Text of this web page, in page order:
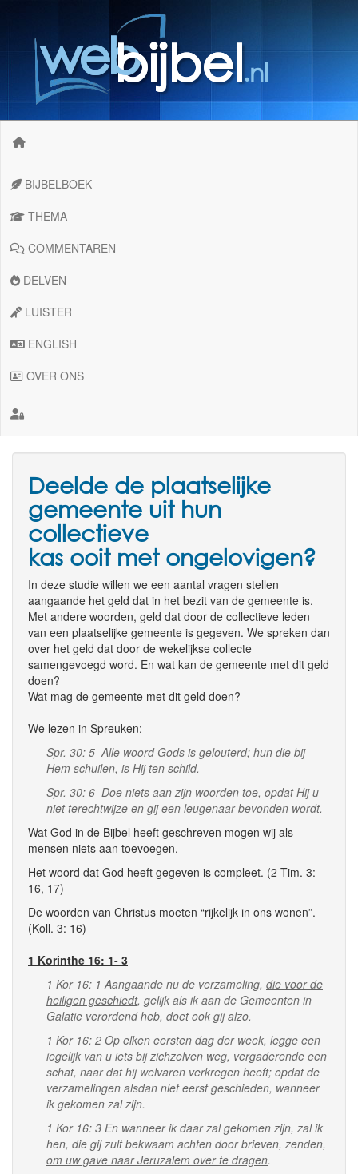
BIJBELBOEK
THEMA
COMMENTAREN
DELVEN
LUISTER
ENGLISH
OVER ONS
Deelde de plaatselijke
gemeente uit hun
collectieve
kas ooit met ongelovigen?
In deze studie willen we een aantal vragen stellen
aangaande het geld dat in het bezit van de gemeente is.
Met andere woorden, geld dat door de collectieve leden
van een plaatselijke gemeente is gegeven. We spreken dan
over het geld dat door de wekelijkse collecte
samengevoegd word. En wat kan de gemeente met dit geld
doen?
Wat mag de gemeente met dit geld doen?
We lezen in Spreuken:
Spr. 30: 5 Alle woord Gods is gelouterd; hun die bij
Hem schuilen, is Hij ten schild.
Spr. 30: 6 Doe niets aan zijn woorden toe, opdat Hij u
niet terechtwijze en gij een leugenaar bevonden wordt.
Wat God in de Bijbel heeft geschreven mogen wij als
mensen niets aan toevoegen.
Het woord dat God heeft gegeven is compleet. (2 Tim. 3:
16, 17)
De woorden van Christus moeten “rijkelijk in ons wonen”.
(Koll. 3: 16)
1 Korinthe 16: 1- 3
1 Kor 16: 1 Aangaande nu de verzameling, die voor de
heiligen geschiedt, gelijk als ik aan de Gemeenten in
Galatie verordend heb, doet ook gij alzo.
1 Kor 16: 2 Op elken eersten dag der week, legge een
iegelijk van u iets bij zichzelven weg, vergaderende een
schat, naar dat hij welvaren verkregen heeft; opdat de
verzamelingen alsdan niet eerst geschieden, wanneer
ik gekomen zal zijn.
1 Kor 16: 3 En wanneer ik daar zal gekomen zijn, zal ik
hen, die gij zult bekwaam achten door brieven, zenden,
om uw gave naar Jeruzalem over te dragen.